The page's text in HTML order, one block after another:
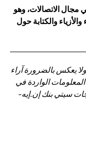
الاتصالات، وهو
والكتابة حول
يعكس بالضرورة آراء
الواردة في
سيتي بنك إن.إيه-